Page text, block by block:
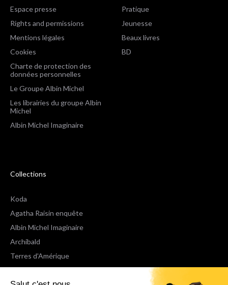
Espace presse
Rights and permissions
Mentions légales
Cookies
Charte de protection des
données personnelles
Le Groupe Albin Michel
Les librairies du groupe Albin
Michel
Albin Michel Imaginaire
Pratique
Jeunesse
Beaux livres
BD
Collections
Koda
Agatha Raisin enquête
Albin Michel Imaginaire
Archibald
Terres d'Amérique
Espaces Libres Poche